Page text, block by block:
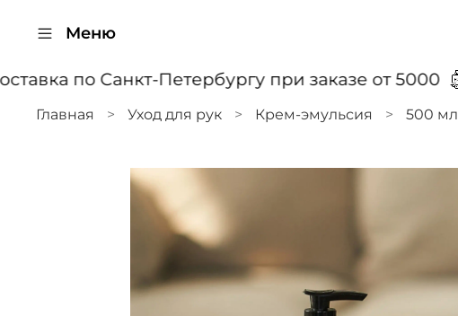
Меню
по Санкт-Петербургу при заказе от 5000
Главная Уход для рук Крем-эмульсия 500 мл